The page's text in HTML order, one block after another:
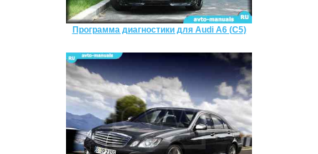
Программа диагностики для Audi A6 (C5)